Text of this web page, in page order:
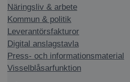
Näringsliv & arbete
Kommun & politik
Leverantörsfakturor
Digital anslagstavla
Press- och informationsmaterial
Visselblåsarfunktion